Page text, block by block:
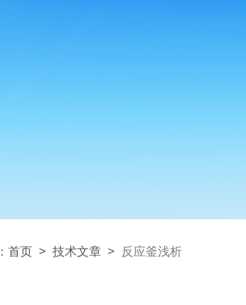
首页 > 技术文章 > 反应釜浅析